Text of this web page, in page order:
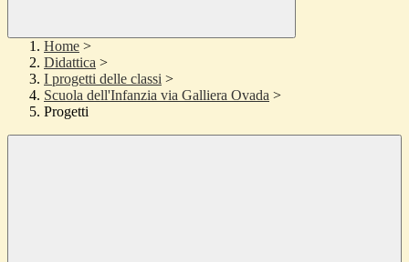
Home >
Didattica >
I progetti delle classi >
Scuola dell'Infanzia via Galliera Ovada >
Progetti